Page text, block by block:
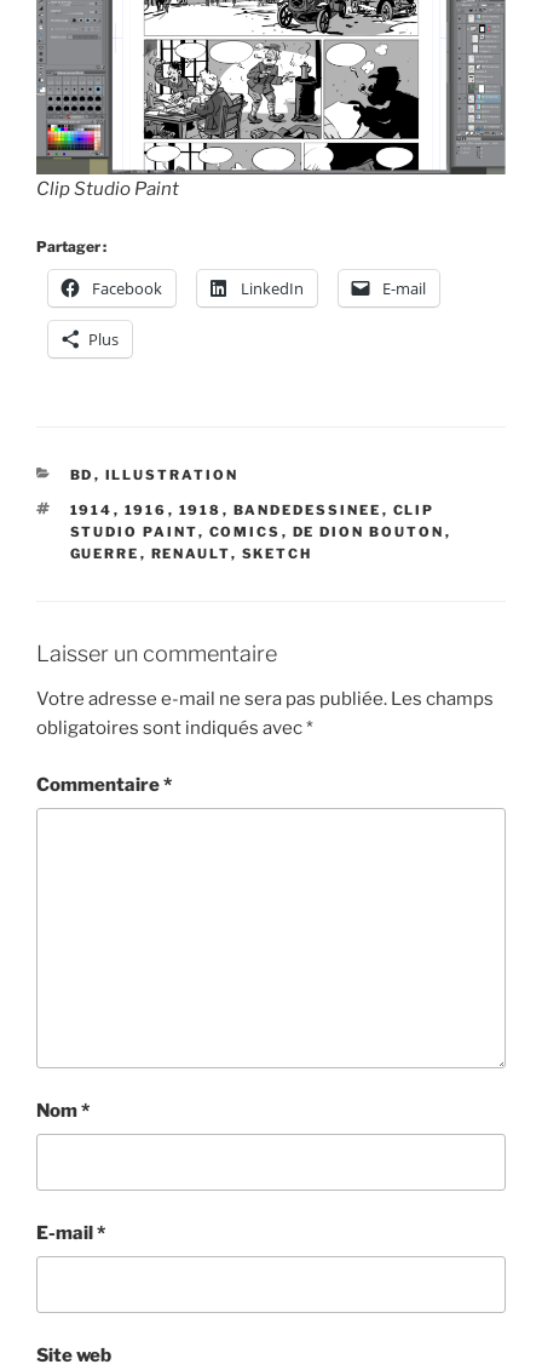
Clip Studio Paint
Partager :
Facebook LinkedIn E-mail
Plus
CATÉGORIES
BD , ILLUSTRATION
ÉTIQUETTES
1914 , 1916 , 1918 , BANDEDESSINEE , CLIP
STUDIO PAINT, COMICS , DE DION BOUTON ,
GUERRE , RENAULT, SKETCH
Laisser un commentaire
Votre adresse e-mail ne sera pas publiée. Les champs
obligatoires sont indiqués avec*
Commentaire*
Nom*
E-mail*
Site web